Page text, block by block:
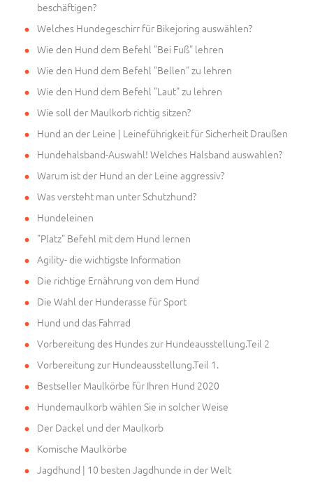
beschäftigen?
Welches Hundegeschirr für Bikejoring auswählen?
Wie den Hund dem Befehl "Bei Fuß" lehren
Wie den Hund dem Befehl "Bellen" zu lehren
Wie den Hund dem Befehl "Laut" zu lehren
Wie soll der Maulkorb richtig sitzen?
Hund an der Leine | Leineführigkeit für Sicherheit Draußen
Hundehalsband-Auswahl! Welches Halsband auswahlen?
Warum ist der Hund an der Leine aggressiv?
Was versteht man unter Schutzhund?
Hundeleinen
"Platz" Befehl mit dem Hund lernen
Agility- die wichtigste Information
Die richtige Ernährung von dem Hund
Die Wahl der Hunderasse für Sport
Hund und das Fahrrad
Vorbereitung des Hundes zur Hundeausstellung.Teil 2
Vorbereitung zur Hundeausstellung.Teil 1.
Bestseller Maulkörbe für Ihren Hund 2020
Hundemaulkorb wählen Sie in solcher Weise
Der Dackel und der Maulkorb
Komische Maulkörbe
Jagdhund | 10 besten Jagdhunde in der Welt